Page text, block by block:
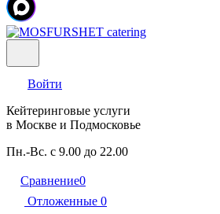
Войти
Кейтеринговые услуги
в Москве и Подмосковье
Пн.-Вс. с 9.00 до 22.00
Сравнение0
Отложенные 0